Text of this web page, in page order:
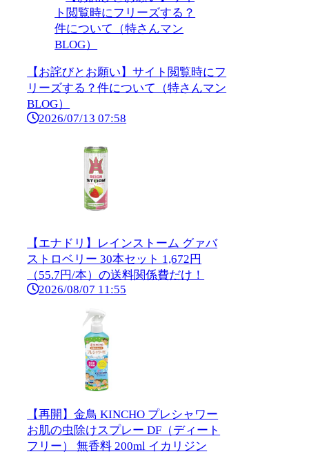
【お詫びとお願い】サイト閲覧時にフ
リーズする？件について（特さんマン
BLOG）
2026/07/13 07:58
【エナドリ】レインストーム グァバ
ストロベリー 30本セット 1,672円
（55.7円/本）の送料関係費だけ！
2026/08/07 11:55
【再開】金鳥 KINCHO プレシャワー
お肌の虫除けスプレー DF（ディート
フリー） 無香料 200ml イカリジン